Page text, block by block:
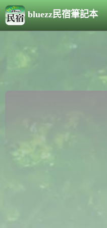
bluezz民宿筆記本